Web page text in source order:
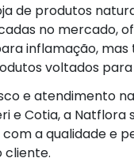
de produtos
no mercado,
inflamação,
voltados
e atendimento
e Cotia, a Natflora
a qualidade e
cliente.